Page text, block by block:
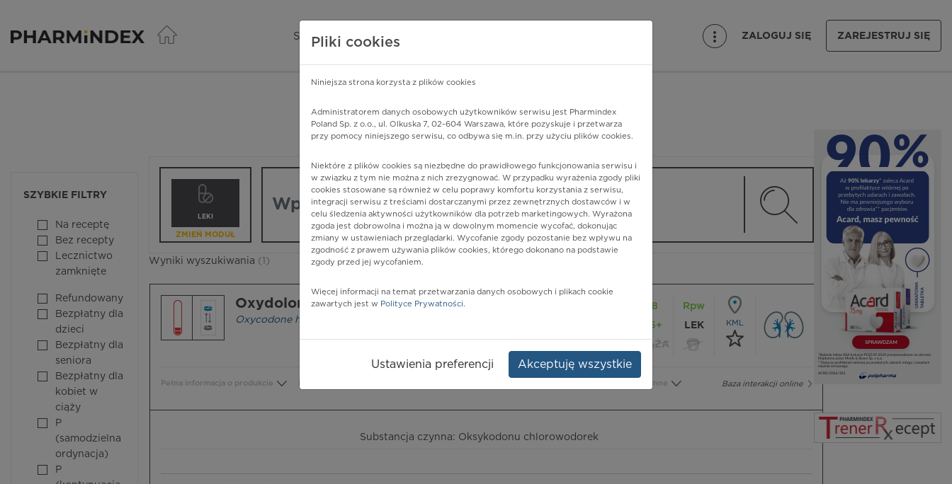
Pharmindex - lider wiedzy o lekach
SERWISY PHARMINDEX ZALOGUJ SIĘ ZAREJESTRUJ SIĘ
SZYBKIE FILTRY
Na receptę
Bez recepty
Lecznictwo
zamknięte
Refundowany
Bezpłatny dla
dzieci
Bezpłatny dla
seniora
Bezpłatny dla
kobiet w
ciąży
P
(samodzielna
ordynacja)
P
Pharmindex
lider wiedzy o lekach
LEKI
ZMIEŃ MODUŁ
Wpisz nazwę lub substancję czynną
Wyniki wyszukiwania (1)
Oxydolor
Oxycodone hydrochloride
Postać:tabl. o przedł. uwalnianiu
18
65+
CIĄŻA
Rpw
LEK
KML
Baza interakcji online
Pełna informacja o produkcie Inne
Substancja czynna: Oksykodonu chlorowodorek
Pliki cookies
Niniejsza strona korzysta z plików cookies
Administratorem danych osobowych użytkowników serwisu jest Pharmindex
Poland Sp. z o.o., ul. Olkuska 7, 02-604 Warszawa, które pozyskuje i przetwarza
przy pomocy niniejszego serwisu, co odbywa się m.in. przy użyciu plików cookies.
Niektóre z plików cookies są niezbędne do prawidłowego funkcjonowania serwisu i
w związku z tym nie można z nich zrezygnować. W przypadku wyrażenia zgody pliki
cookies stosowane są również w celu poprawy komfortu korzystania z serwisu,
integracji serwisu z treściami dostarczanymi przez zewnętrznych dostawców i w
celu śledzenia aktywności użytkowników dla potrzeb marketingowych. Wyrażona
zgoda jest dobrowolna i można ją w dowolnym momencie wycofać, dokonując
zmiany w ustawieniach przeglądarki. Wycofanie zgody pozostanie bez wpływu na
zgodność z prawem używania plików cookies, którego dokonano na podstawie
zgody przed jej wycofaniem.
Więcej informacji na temat przetwarzania danych osobowych i plikach cookie
zawartych jest w Polityce Prywatności.
Ustawienia preferencji Akceptuję wszystkie